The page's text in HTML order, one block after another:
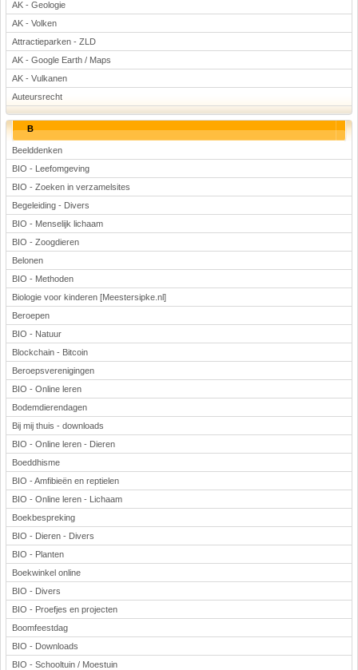
AK - Geologie
AK - Volken
Attractieparken - ZLD
AK - Google Earth / Maps
AK - Vulkanen
Auteursrecht
B
Beelddenken
BIO - Leefomgeving
BIO - Zoeken in verzamelsites
Begeleiding - Divers
BIO - Menselijk lichaam
BIO - Zoogdieren
Belonen
BIO - Methoden
Biologie voor kinderen [Meestersipke.nl]
Beroepen
BIO - Natuur
Blockchain - Bitcoin
Beroepsverenigingen
BIO - Online leren
Bodemdierendagen
Bij mij thuis - downloads
BIO - Online leren - Dieren
Boeddhisme
BIO - Amfibieën en reptielen
BIO - Online leren - Lichaam
Boekbespreking
BIO - Dieren - Divers
BIO - Planten
Boekwinkel online
BIO - Divers
BIO - Proefjes en projecten
Boomfeestdag
BIO - Downloads
BIO - Schooltuin / Moestuin